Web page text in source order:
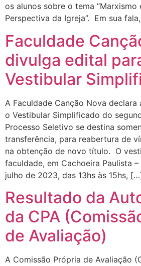
os alunos sobre o tema “Marxismo
Perspectiva da Igreja”. Em sua
Faculdade
divulga edital
Vestibular
A Faculdade Canção Nova
o Vestibular Simplificado do
Processo Seletivo se destina
transferência, para reabertura de
na obtenção de novo título. O
faculdade, em Cachoeira Paulista –
julho de 2023, das 13hs às 15hs,
Resultado da
da CPA
de Avaliação)
A Comissão Própria de Avaliação